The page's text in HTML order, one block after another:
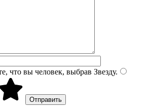
что вы человек, выбрав Звезду.